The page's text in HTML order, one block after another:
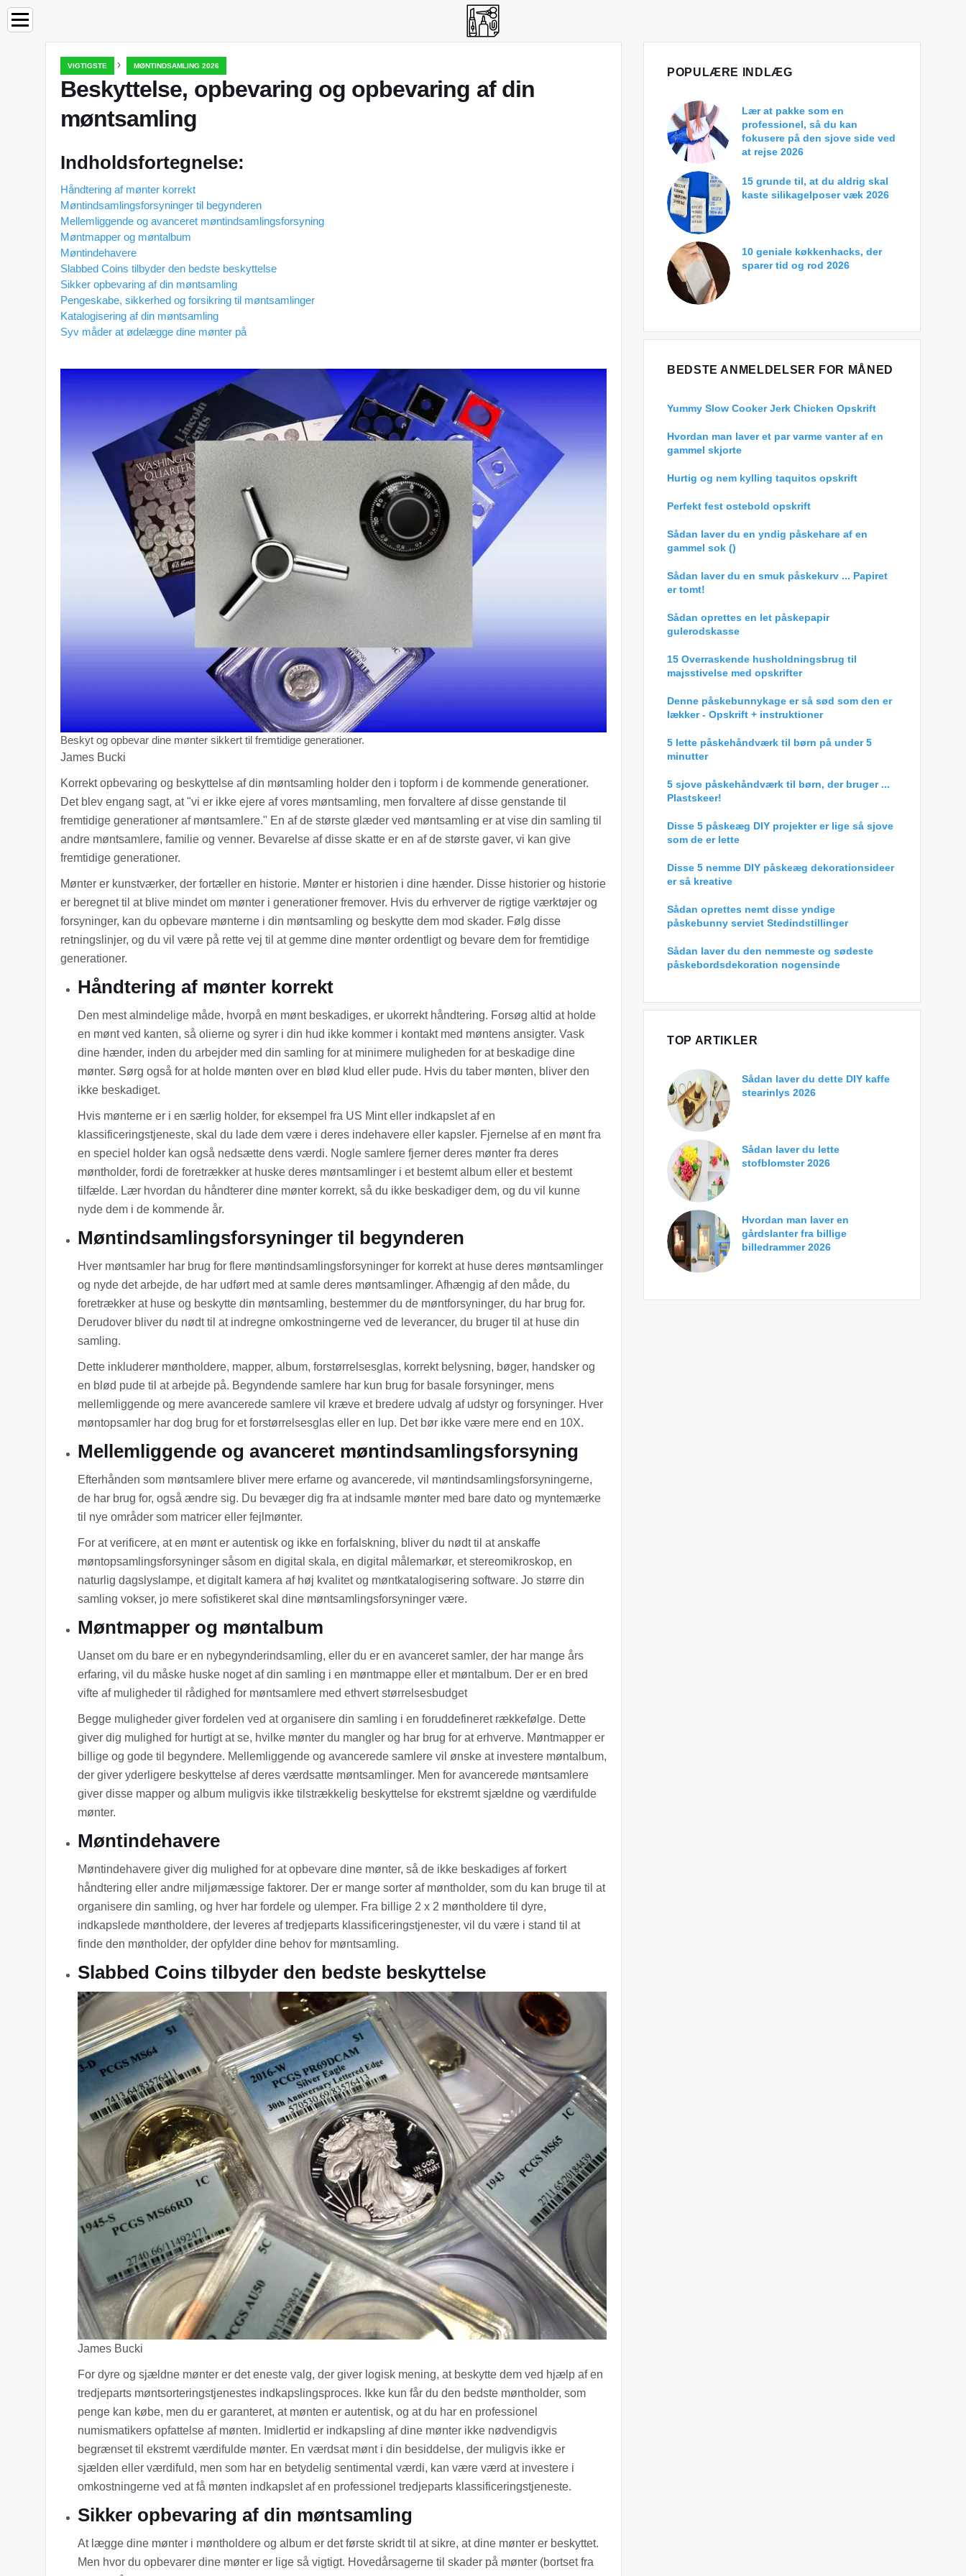
VIGTIGSTE › MØNTINDSAMLING 2026
Beskyttelse, opbevaring og opbevaring af din
møntsamling
Indholdsfortegnelse:
Håndtering af mønter korrekt
Møntindsamlingsforsyninger til begynderen
Mellemliggende og avanceret møntindsamlingsforsyning
Møntmapper og møntalbum
Møntindehavere
Slabbed Coins tilbyder den bedste beskyttelse
Sikker opbevaring af din møntsamling
Pengeskabe, sikkerhed og forsikring til møntsamlinger
Katalogisering af din møntsamling
Syv måder at ødelægge dine mønter på
Beskyt og opbevar dine mønter sikkert til fremtidige generationer.
James Bucki
Korrekt opbevaring og beskyttelse af din møntsamling holder den i topform i de kommende generationer.
Det blev engang sagt, at "vi er ikke ejere af vores møntsamling, men forvaltere af disse genstande til
fremtidige generationer af møntsamlere." En af de største glæder ved møntsamling er at vise din samling til
andre møntsamlere, familie og venner. Bevarelse af disse skatte er en af ​​de største gaver, vi kan give
fremtidige generationer.
Mønter er kunstværker, der fortæller en historie. Mønter er historien i dine hænder. Disse historier og historie
er beregnet til at blive mindet om mønter i generationer fremover. Hvis du erhverver de rigtige værktøjer og
forsyninger, kan du opbevare mønterne i din møntsamling og beskytte dem mod skader. Følg disse
retningslinjer, og du vil være på rette vej til at gemme dine mønter ordentligt og bevare dem for fremtidige
generationer.
Håndtering af mønter korrekt
Den mest almindelige måde, hvorpå en mønt beskadiges, er ukorrekt håndtering. Forsøg altid at holde
en mønt ved kanten, så olierne og syrer i din hud ikke kommer i kontakt med møntens ansigter. Vask
dine hænder, inden du arbejder med din samling for at minimere muligheden for at beskadige dine
mønter. Sørg også for at holde mønten over en blød klud eller pude. Hvis du taber mønten, bliver den
ikke beskadiget.
Hvis mønterne er i en særlig holder, for eksempel fra US Mint eller indkapslet af en
klassificeringstjeneste, skal du lade dem være i deres indehavere eller kapsler. Fjernelse af en mønt fra
en speciel holder kan også nedsætte dens værdi. Nogle samlere fjerner deres mønter fra deres
møntholder, fordi de foretrækker at huske deres møntsamlinger i et bestemt album eller et bestemt
tilfælde. Lær hvordan du håndterer dine mønter korrekt, så du ikke beskadiger dem, og du vil kunne
nyde dem i de kommende år.
Møntindsamlingsforsyninger til begynderen
Hver møntsamler har brug for flere møntindsamlingsforsyninger for korrekt at huse deres møntsamlinger
og nyde det arbejde, de har udført med at samle deres møntsamlinger. Afhængig af den måde, du
foretrækker at huse og beskytte din møntsamling, bestemmer du de møntforsyninger, du har brug for.
Derudover bliver du nødt til at indregne omkostningerne ved de leverancer, du bruger til at huse din
samling.
Dette inkluderer møntholdere, mapper, album, forstørrelsesglas, korrekt belysning, bøger, handsker og
en blød pude til at arbejde på. Begyndende samlere har kun brug for basale forsyninger, mens
mellemliggende og mere avancerede samlere vil kræve et bredere udvalg af udstyr og forsyninger. Hver
møntopsamler har dog brug for et forstørrelsesglas eller en lup. Det bør ikke være mere end en 10X.
Mellemliggende og avanceret møntindsamlingsforsyning
Efterhånden som møntsamlere bliver mere erfarne og avancerede, vil møntindsamlingsforsyningerne,
de har brug for, også ændre sig. Du bevæger dig fra at indsamle mønter med bare dato og myntemærke
til nye områder som matricer eller fejlmønter.
For at verificere, at en mønt er autentisk og ikke en forfalskning, bliver du nødt til at anskaffe
møntopsamlingsforsyninger såsom en digital skala, en digital målemarkør, et stereomikroskop, en
naturlig dagslyslampe, et digitalt kamera af høj kvalitet og møntkatalogisering software. Jo større din
samling vokser, jo mere sofistikeret skal dine møntsamlingsforsyninger være.
Møntmapper og møntalbum
Uanset om du bare er en nybegynderindsamling, eller du er en avanceret samler, der har mange års
erfaring, vil du måske huske noget af din samling i en møntmappe eller et møntalbum. Der er en bred
vifte af muligheder til rådighed for møntsamlere med ethvert størrelsesbudget
Begge muligheder giver fordelen ved at organisere din samling i en foruddefineret rækkefølge. Dette
giver dig mulighed for hurtigt at se, hvilke mønter du mangler og har brug for at erhverve. Møntmapper er
billige og gode til begyndere. Mellemliggende og avancerede samlere vil ønske at investere møntalbum,
der giver yderligere beskyttelse af deres værdsatte møntsamlinger. Men for avancerede møntsamlere
giver disse mapper og album muligvis ikke tilstrækkelig beskyttelse for ekstremt sjældne og værdifulde
mønter.
Møntindehavere
Møntindehavere giver dig mulighed for at opbevare dine mønter, så de ikke beskadiges af forkert
håndtering eller andre miljømæssige faktorer. Der er mange sorter af møntholder, som du kan bruge til at
organisere din samling, og hver har fordele og ulemper. Fra billige 2 x 2 møntholdere til dyre,
indkapslede møntholdere, der leveres af tredjeparts klassificeringstjenester, vil du være i stand til at
finde den møntholder, der opfylder dine behov for møntsamling.
Slabbed Coins tilbyder den bedste beskyttelse
James Bucki
For dyre og sjældne mønter er det eneste valg, der giver logisk mening, at beskytte dem ved hjælp af en
tredjeparts møntsorteringstjenestes indkapslingsproces. Ikke kun får du den bedste møntholder, som
penge kan købe, men du er garanteret, at mønten er autentisk, og at du har en professionel
numismatikers opfattelse af mønten. Imidlertid er indkapsling af dine mønter ikke nødvendigvis
begrænset til ekstremt værdifulde mønter. En værdsat mønt i din besiddelse, der muligvis ikke er
sjælden eller værdifuld, men som har en betydelig sentimental værdi, kan være værd at investere i
omkostningerne ved at få mønten indkapslet af en professionel tredjeparts klassificeringstjeneste.
Sikker opbevaring af din møntsamling
At lægge dine mønter i møntholdere og album er det første skridt til at sikre, at dine mønter er beskyttet.
Men hvor du opbevarer dine mønter er lige så vigtigt. Hovedårsagerne til skader på mønter (bortset fra
POPULÆRE INDLÆG
Lær at pakke som en
professionel, så du kan
fokusere på den sjove side ved
at rejse 2026
15 grunde til, at du aldrig skal
kaste silikagelposer væk 2026
10 geniale køkkenhacks, der
sparer tid og rod 2026
BEDSTE ANMELDELSER FOR MÅNED
Yummy Slow Cooker Jerk Chicken Opskrift
Hvordan man laver et par varme vanter af en
gammel skjorte
Hurtig og nem kylling taquitos opskrift
Perfekt fest ostebold opskrift
Sådan laver du en yndig påskehare af en
gammel sok ()
Sådan laver du en smuk påskekurv ... Papiret
er tomt!
Sådan oprettes en let påskepapir
gulerodskasse
15 Overraskende husholdningsbrug til
majsstivelse med opskrifter
Denne påskebunnykage er så sød som den er
lækker - Opskrift + instruktioner
5 lette påskehåndværk til børn på under 5
minutter
5 sjove påskehåndværk til børn, der bruger ...
Plastskeer!
Disse 5 påskeæg DIY projekter er lige så sjove
som de er lette
Disse 5 nemme DIY påskeæg dekorationsideer
er så kreative
Sådan oprettes nemt disse yndige
påskebunny serviet Stedindstillinger
Sådan laver du den nemmeste og sødeste
påskebordsdekoration nogensinde
TOP ARTIKLER
Sådan laver du dette DIY kaffe
stearinlys 2026
Sådan laver du lette
stofblomster 2026
Hvordan man laver en
gårdslanter fra billige
billedrammer 2026